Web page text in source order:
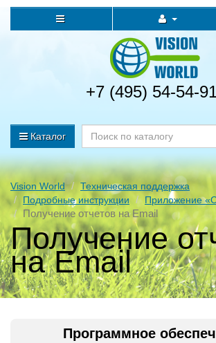
+7 (495) 54-54-
Каталог
Vision World
Техническая поддержка
Подробные инструкции
Приложение
Получение отчетов на Email
Получение
на Email
Программное